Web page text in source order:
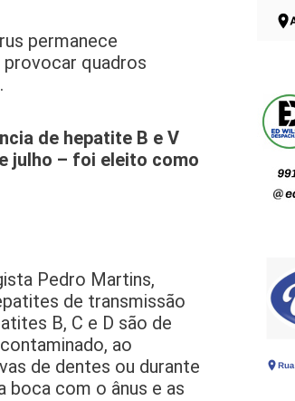
permanece
quadros
de hepatite B e V
julho – foi eleito como
Pedro Martins,
de transmissão
B, C e D são de
ao
de dentes ou durante
com o ânus e as